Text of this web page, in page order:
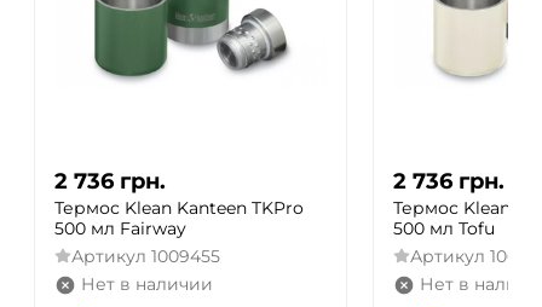
2 736 грн.
Термос Klean Kanteen TKPro
500 мл Fairway
Артикул 1009455
Нет в наличии
2 736 грн.
Термос Klean
500 мл Tofu
Артикул
Нет в